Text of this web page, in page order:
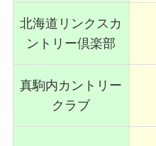
北海道リンクスカ
ントリー倶楽部
真駒内カントリー
クラブ